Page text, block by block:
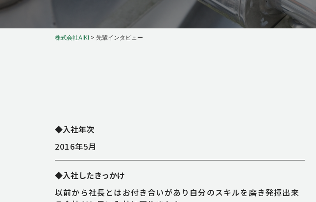
株式会社AIKI > 先輩インタビュー
◆入社年次
2016年5月
◆入社したきっかけ
以前から社長とはお付き合いがあり自分のスキルを磨き発揮出来